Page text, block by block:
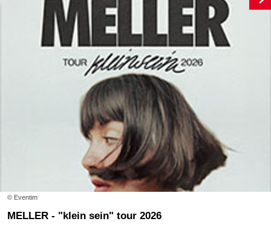
© Eventim
MELLER - "klein sein" tour 2026